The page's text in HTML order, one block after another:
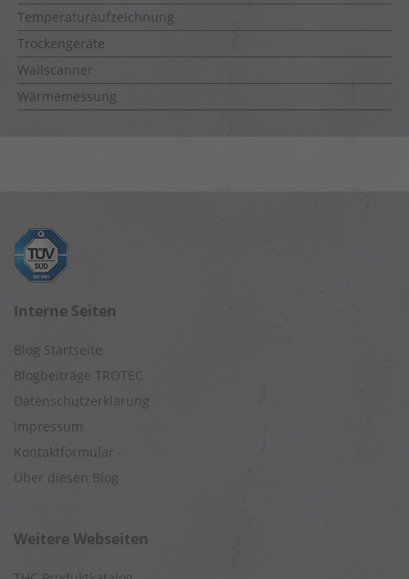
Temperaturaufzeichnung
Trockengeräte
Wallscanner
Wärmemessung
Interne Seiten
Blog Startseite
Blogbeiträge TROTEC
Datenschutzerklärung
Impressum
Kontaktformular
Über diesen Blog
Weitere Webseiten